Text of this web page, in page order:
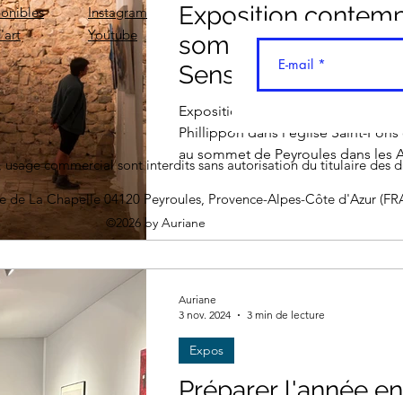
Exposition
sommet de
Sensoriel sur notre
nature.
Exposition de tableaux
Phillippon dans l'église Saint-Pons
au sommet de Peyroules dans les
Expos
Auriane
3 nov. 2024
3 min de lecture
Instagram
Youtube
commercial sont interdits sans autorisation du titulaire des
de La Chapelle 04120 Peyroules, Provence-Alpes-Côte d'Azur
©2026 by Auriane